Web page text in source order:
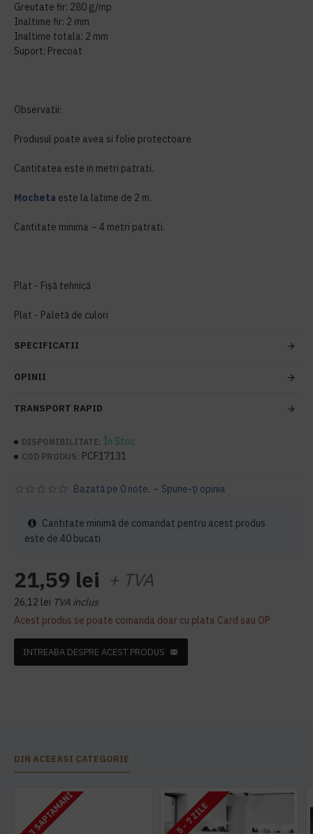
Greutate fir: 280 g/mp
Inaltime fir: 2 mm
Inaltime totala: 2 mm
Suport: Precoat
Observatii:
Produsul poate avea si folie protectoare
Cantitatea este in metri patrati.
Mocheta este la latime de 2 m.
Cantitate minima – 4 metri patrati.
Plat - Fișă tehnică
Plat - Paletă de culori
SPECIFICATII
OPINII
TRANSPORT RAPID
DISPONIBILITATE: În Stoc
COD PRODUS: PCF17131
Bazată pe 0 note. - Spune-ţi opinia
21,59 lei + TVA
26,12 lei TVA inclus
Acest produs se poate comanda doar cu plata Card sau OP
Cantitate minimă de comandat pentru acest produs
este de 40 bucati
INTREABA DESPRE ACEST PRODUS
DIN ACEEASI CATEGORIE
2 - 3 SAPTAMANI 5 - 7 ZILE